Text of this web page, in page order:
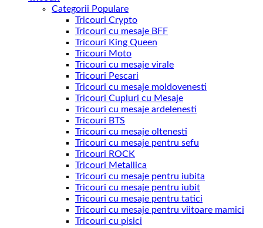
Categorii Populare
Tricouri Crypto
Tricouri cu mesaje BFF
Tricouri King Queen
Tricouri Moto
Tricouri cu mesaje virale
Tricouri Pescari
Tricouri cu mesaje moldovenesti
Tricouri Cupluri cu Mesaje
Tricouri cu mesaje ardelenesti
Tricouri BTS
Tricouri cu mesaje oltenesti
Tricouri cu mesaje pentru sefu
Tricouri ROCK
Tricouri Metallica
Tricouri cu mesaje pentru iubita
Tricouri cu mesaje pentru iubit
Tricouri cu mesaje pentru tatici
Tricouri cu mesaje pentru viitoare mamici
Tricouri cu pisici